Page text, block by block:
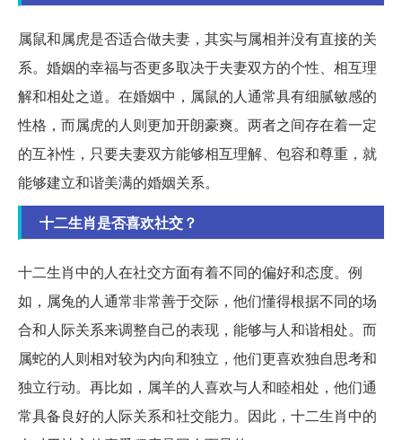
属鼠和属虎是否适合做夫妻，其实与属相并没有直接的关
系。婚姻的幸福与否更多取决于夫妻双方的个性、相互理
解和相处之道。在婚姻中，属鼠的人通常具有细腻敏感的
性格，而属虎的人则更加开朗豪爽。两者之间存在着一定
的互补性，只要夫妻双方能够相互理解、包容和尊重，就
能够建立和谐美满的婚姻关系。
十二生肖是否喜欢社交？
十二生肖中的人在社交方面有着不同的偏好和态度。例
如，属兔的人通常非常善于交际，他们懂得根据不同的场
合和人际关系来调整自己的表现，能够与人和谐相处。而
属蛇的人则相对较为内向和独立，他们更喜欢独自思考和
独立行动。再比如，属羊的人喜欢与人和睦相处，他们通
常具备良好的人际关系和社交能力。因此，十二生肖中的